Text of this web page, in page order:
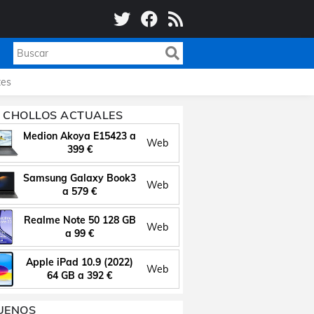
CHOLLOS ACTUALES
Medion Akoya E15423 a
399 €
Web
Samsung Galaxy Book3
a 579 €
Web
Realme Note 50 128 GB
a 99 €
Web
Apple iPad 10.9 (2022)
64 GB a 392 €
Web